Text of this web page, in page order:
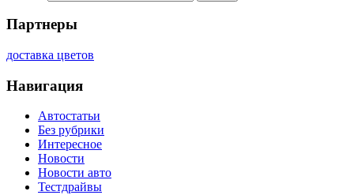
Партнеры
доставка цветов
Навигация
Автостатьи
Без рубрики
Интересное
Новости
Новости авто
Тестдрайвы